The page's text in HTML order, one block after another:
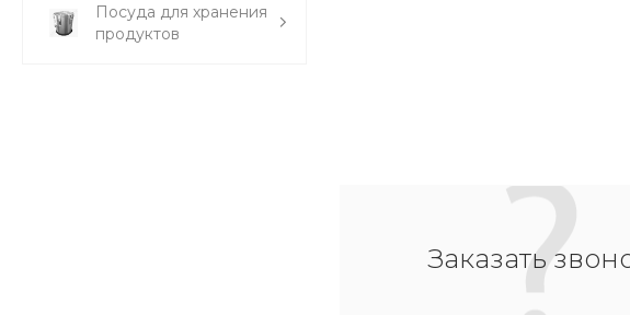
Посуда для хранения
продуктов
Заказать